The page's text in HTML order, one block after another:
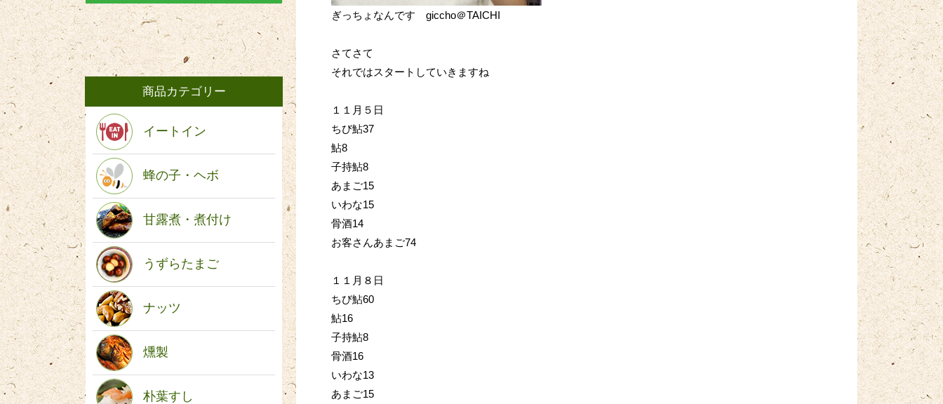
ぎっちょなんです giccho＠TAICHI
さてさて
それではスタートしていきますね
１１月５日
ちび鮎37
鮎8
子持鮎8
あまご15
いわな15
骨酒14
お客さんあまご74
１１月８日
ちび鮎60
鮎16
子持鮎8
骨酒16
いわな13
あまご15
商品カテゴリー
イートイン
蜂の子・ヘボ
甘露煮・煮付け
うずらたまご
ナッツ
燻製
朴葉すし